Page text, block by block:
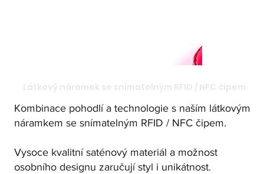
Kombinace pohodlí a technologie s naším látkovým
náramkem se snímatelným RFID / NFC čipem.
Vysoce kvalitní saténový materiál a možnost
osobního designu zaručují styl i unikátnost.